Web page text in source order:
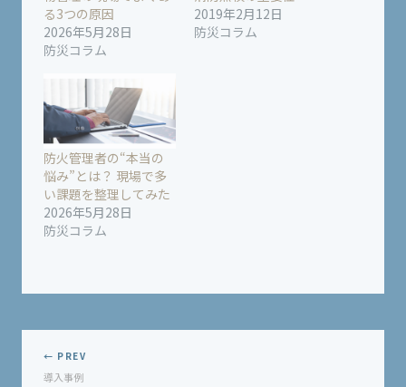
る3つの原因
2026年5月28日
防災コラム
2019年2月12日
防災コラム
防火管理者の“本当の
悩み”とは？ 現場で多
い課題を整理してみた
2026年5月28日
防災コラム
← PREV
導入事例